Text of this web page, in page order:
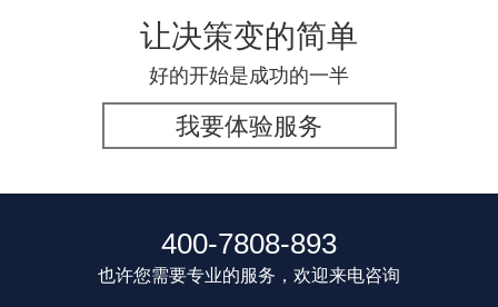
让决策变的简单
好的开始是成功的一半
我要体验服务
400-7808-893
也许您需要专业的服务，欢迎来电咨询